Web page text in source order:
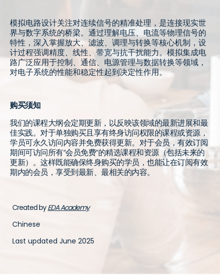
模拟电路设计关注对连续信号的精准处理，是连接现实世
界与数字系统的桥梁。通过理解电压、电流等物理信号的
特性，深入掌握放大、滤波、调理与转换等核心机制，设
计过程强调精度、线性、带宽与抗干扰能力。模拟集成电
路广泛应用于控制、通信、电源管理与数据转换等领域，
对电子系统的性能和稳定性起到决定性作用。
购买须知
我们的课程大纲会定期更新，以反映该领域的最新进展和最
佳实践。对于单独购买且享有终身访问权限的课程或资源，
学员可永久访问内容并免费获得更新。对于会员，有效订阅
期间可访问所有“会员免费”的精选课程和资源（包括未来的
更新）。这样既能确保终身购买的学员，也能让在订阅有效
期内的会员，享受到最新、最相关的内容。
Created byEDA Academy
Chinese
Last updated June 2025